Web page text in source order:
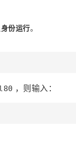
份运行。
，则输入：